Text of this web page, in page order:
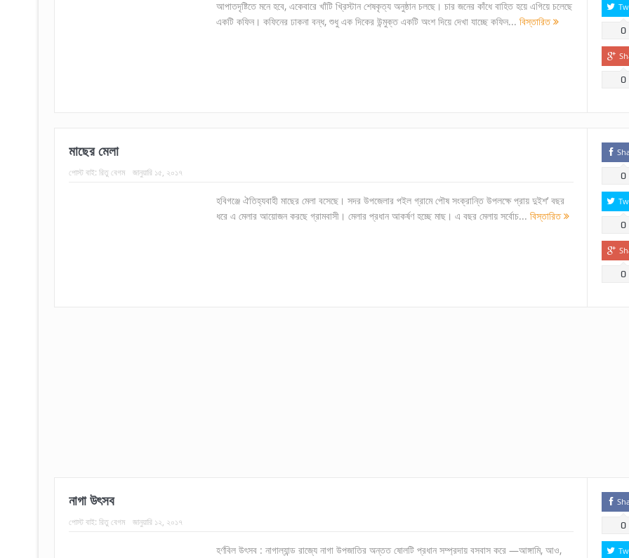
আপাতদৃষ্টিতে মনে হবে, একেবারে খাঁটি খ্রিস্টান শেষকৃত্য অনুষ্ঠান চলছে। চার জনের কাঁধে বাহিত হয়ে এগিয়ে চলেছে
একটি কফিন। কফিনের ঢাকনা বন্ধ, শুধু এক দিকের উন্মুক্ত একটি অংশ দিয়ে দেখা যাচ্ছে কফিন... বিস্তারিত
0
0
মাছের মেলা
পোস্ট বাই: রিতু বেগম জানুয়ারি ১৫, ২০১৭
হবিগঞ্জে ঐতিহ্যবাহী মাছের মেলা বসেছে। সদর উপজেলার পইল গ্রামে পৌষ সংক্রান্তি উপলক্ষে প্রায় দুইশ’ বছর
ধরে এ মেলার আয়োজন করছে গ্রামবাসী। মেলার প্রধান আকর্ষণ হচ্ছে মাছ। এ বছর মেলায় সর্বোচ... বিস্তারিত
0
0
0
নাগা উৎসব
পোস্ট বাই: রিতু বেগম জানুয়ারি ১২, ২০১৭
হর্ণবিল উৎসব : নাগাল্যান্ড রাজ্যে নাগা উপজাতির অন্তত ষোলটি প্রধান সম্প্রদায় বসবাস করে —আঙ্গামি, আও,
0